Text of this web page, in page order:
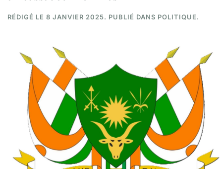
RÉDIGÉ LE 8 JANVIER 2025. PUBLIÉ DANS POLITIQUE.